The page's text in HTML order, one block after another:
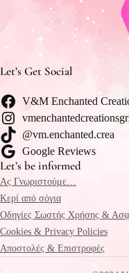
Let’s Get Social
V&M Enchanted
@vm.enchanted.crea
Google Reviews
Let’s be informed
Ας Γνωριστούμε…
Κερί από σόγια
Οδηγίες Σωστής Χρήσης &
Cookies & Privacy Policies
Αποστολές & Επιστροφές